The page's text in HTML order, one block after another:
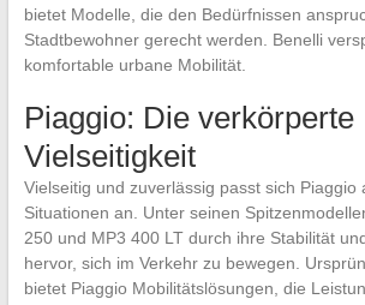
bietet Modelle, die den Bedürfnissen
Stadtbewohner gerecht werden. Benelli
komfortable urbane Mobilität.
Piaggio: Die verkörperte
Vielseitigkeit
Vielseitig und zuverlässig passt sich Piaggio
Situationen an. Unter seinen
250 und MP3 400 LT durch ihre Stabilität
hervor, sich im Verkehr zu bewegen.
bietet Piaggio Mobilitätslösungen, die